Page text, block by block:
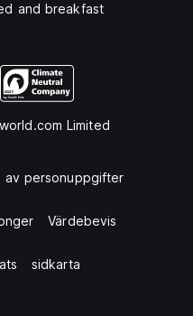
and breakfast
Limited
av personuppgifter
Värdebevis
sidkarta